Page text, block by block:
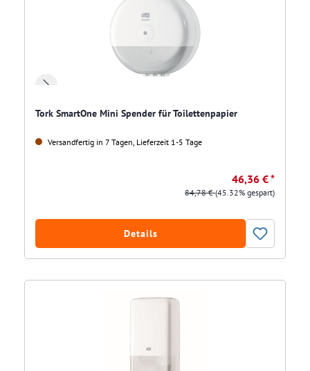
Tork SmartOne Mini Spender für Toilettenpapier
Versandfertig in 7 Tagen, Lieferzeit 1-5 Tage
46,36 € *
84,78 €(45.32% gespart)
Details